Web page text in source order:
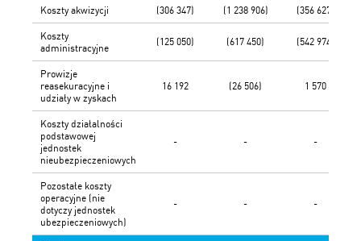
Koszty akwizycji (306 347) (1 238 906) (356 627)
Koszty
administracyjne
(125 050) (617 450) (542 974)
Prowizje
reasekuracyjne i
udziały w zyskach
16 192 (26 506) 1 570
Koszty działalności
podstawowej
jednostek
nieubezpieczeniowych
- - -
Pozostałe koszty
operacyjne (nie
dotyczy jednostek
ubezpieczeniowych)
- - -